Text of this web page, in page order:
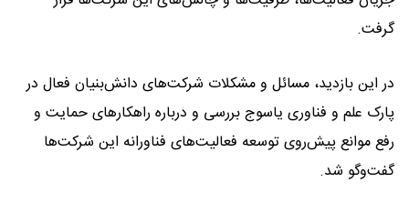
گرفت.
در این بازدید، مسائل و مشکلات شرکت‌های دانش‌بنیان فعال در
پارک علم و فناوری یاسوج بررسی و درباره راهکارهای حمایت و
رفع موانع پیش‌روی توسعه فعالیت‌های فناورانه این شرکت‌ها
گفت‌وگو شد.